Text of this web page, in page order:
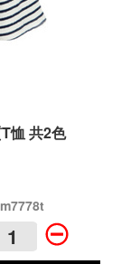
恤 共2色